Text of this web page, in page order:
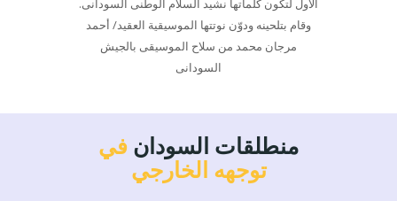
الأول لتكون كلماتها نشيد السلام الوطنى السودانى.
وقام بتلحينه ودوّن نوتتها الموسيقية العقيد/ أحمد
مرجان محمد من سلاح الموسيقى بالجيش
السودانى
منطلقات السودان في
توجهه الخارجي